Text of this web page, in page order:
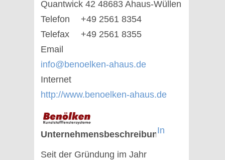
Quantwick 42 48683 Ahaus-Wüllen
Telefon
+49 2561 8354
Telefax
+49 2561 8355
Email
info@benoelken-ahaus.de
Internet
http://www.benoelken-ahaus.de
Unternehmensbeschreibung
Seit der Gründung im Jahr
In